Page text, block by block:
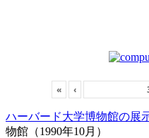
« ‹
ハーバード大学博物館の展
物館（1990年10月）